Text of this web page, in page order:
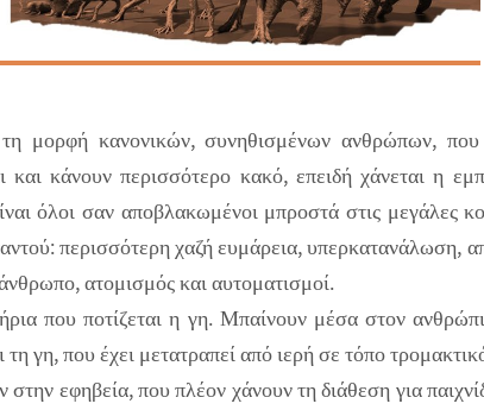
μορφή κανονικών, συνηθισμένων ανθρώπων,
και κάνουν περισσότερο κακό, επειδή χάνεται η
όλοι σαν αποβλακωμένοι μπροστά στις μεγάλες
περισσότερη χαζή ευμάρεια, υπερκατανάλωση,
ατομισμός και αυτοματισμοί.
που ποτίζεται η γη. Μπαίνουν μέσα στον
γη, που έχει μετατραπεί από ιερή σε τόπο
εφηβεία, που πλέον χάνουν τη διάθεση για